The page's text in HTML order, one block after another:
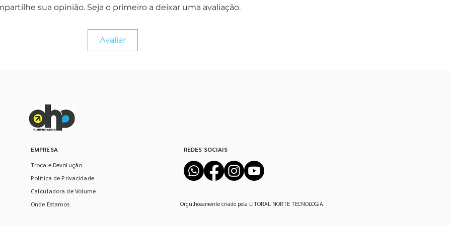
sua opinião. Seja o primeiro a deixar uma avaliação.
Avaliar
EMPRESA
REDES SOCIAIS
Troca e Devolução
Política de Privacidade
Calculadora de Volume
Onde Estamos
Orgulhosamente criado pela LITORAL NORTE TECNOLOGIA.